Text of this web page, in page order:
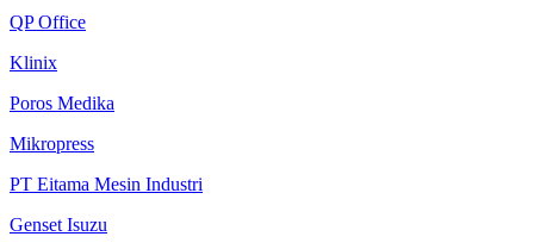
QP Office
Klinix
Poros Medika
Mikropress
PT Eitama Mesin Industri
Genset Isuzu